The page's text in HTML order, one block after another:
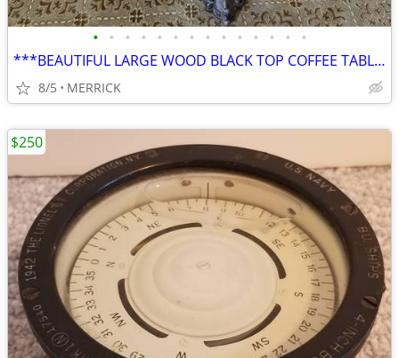
• • • • • • • • • • • • • •
***BEAUTIFUL LARGE WOOD BLACK TOP COFFEE TABLE 100% WOOD***
8/5 MERRICK
$250